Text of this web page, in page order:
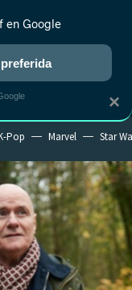
NUEVO
RANKINGS CINE
Pop Marvel Star
×
en Google